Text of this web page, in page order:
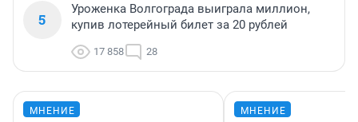
5
Уроженка Волгограда выиграла миллион,
купив лотерейный билет за 20 рублей
17 858 28
МНЕНИЕ МНЕНИЕ